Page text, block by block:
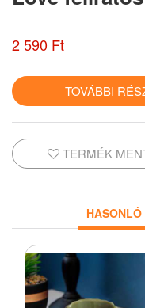
2 590 Ft
TOVÁBBI
TERMÉK